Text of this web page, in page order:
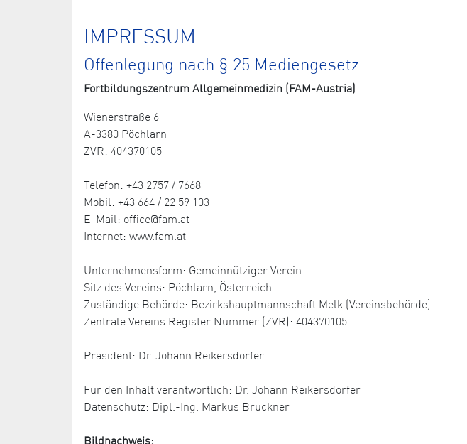
IMPRESSUM
Offenlegung nach § 25 Mediengesetz
Fortbildungszentrum Allgemeinmedizin (FAM-Austria)
Wienerstraße 6
A-3380 Pöchlarn
ZVR: 404370105
Telefon: +43 2757 / 7668
Mobil: +43 664 / 22 59 103
E-Mail: office@fam.at
Internet: www.fam.at
Unternehmensform: Gemeinnütziger Verein
Sitz des Vereins: Pöchlarn, Österreich
Zuständige Behörde: Bezirkshauptmannschaft Melk (Vereinsbehörde)
Zentrale Vereins Register Nummer (ZVR): 404370105
Präsident: Dr. Johann Reikersdorfer
Für den Inhalt verantwortlich: Dr. Johann Reikersdorfer
Datenschutz: Dipl.-Ing. Markus Bruckner
Bildnachweis: